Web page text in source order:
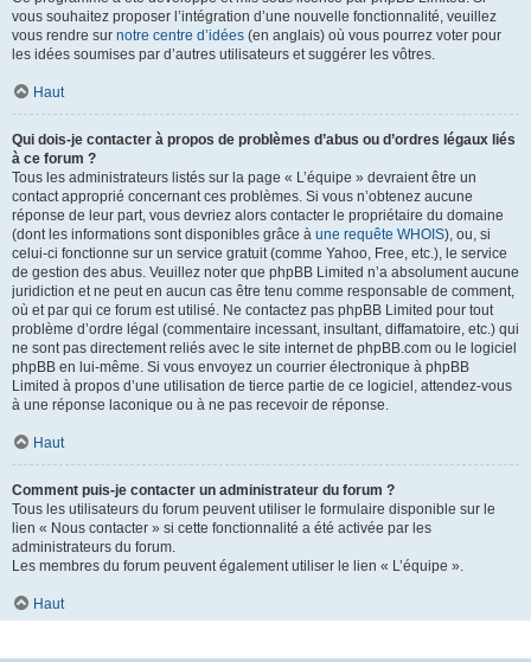
vous souhaitez proposer l’intégration d’une nouvelle fonctionnalité, veuillez
vous rendre sur notre centre d’idées (en anglais) où vous pourrez voter pour
les idées soumises par d’autres utilisateurs et suggérer les vôtres.
Haut
Qui dois-je contacter à propos de problèmes d’abus ou d’ordres légaux liés
à ce forum ?
Tous les administrateurs listés sur la page « L’équipe » devraient être un
contact approprié concernant ces problèmes. Si vous n’obtenez aucune
réponse de leur part, vous devriez alors contacter le propriétaire du domaine
(dont les informations sont disponibles grâce à une requête WHOIS), ou, si
celui-ci fonctionne sur un service gratuit (comme Yahoo, Free, etc.), le service
de gestion des abus. Veuillez noter que phpBB Limited n’a absolument aucune
juridiction et ne peut en aucun cas être tenu comme responsable de comment,
où et par qui ce forum est utilisé. Ne contactez pas phpBB Limited pour tout
problème d’ordre légal (commentaire incessant, insultant, diffamatoire, etc.) qui
ne sont pas directement reliés avec le site internet de phpBB.com ou le logiciel
phpBB en lui-même. Si vous envoyez un courrier électronique à phpBB
Limited à propos d’une utilisation de tierce partie de ce logiciel, attendez-vous
à une réponse laconique ou à ne pas recevoir de réponse.
Haut
Comment puis-je contacter un administrateur du forum ?
Tous les utilisateurs du forum peuvent utiliser le formulaire disponible sur le
lien « Nous contacter » si cette fonctionnalité a été activée par les
administrateurs du forum.
Les membres du forum peuvent également utiliser le lien « L’équipe ».
Haut